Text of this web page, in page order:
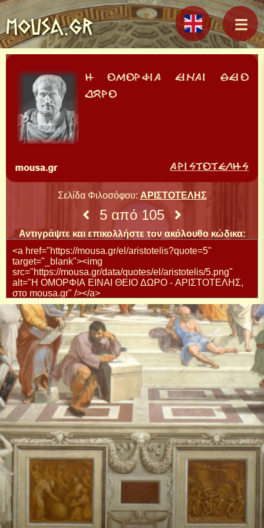
MOUSA.GR
Σελίδα Φιλοσόφου: ΑΡΙΣΤΟΤΕΛΗΣ
5 από 105
Αντιγράψτε και επικολλήστε τον ακόλουθο κώδικα: